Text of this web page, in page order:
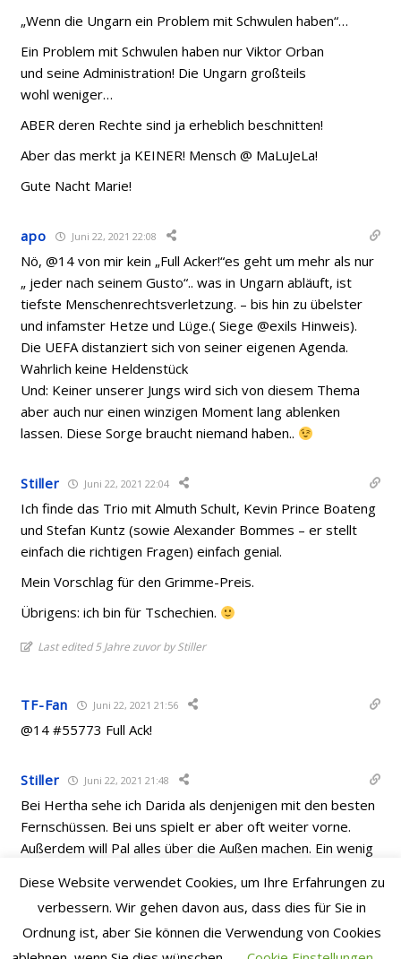
„Wenn die Ungarn ein Problem mit Schwulen haben“…
Ein Problem mit Schwulen haben nur Viktor Orban
und seine Administration! Die Ungarn großteils
wohl weniger…
ABER deren Rechte sind ja erheblich beschnitten!
Aber das merkt ja KEINER! Mensch @ MaLuJeLa!
Gute Nacht Marie!
apo Juni 22, 2021 22:08
Nö, @14 von mir kein „Full Acker!“es geht um mehr als nur
„ jeder nach seinem Gusto“.. was in Ungarn abläuft, ist
tiefste Menschenrechtsverletzung. – bis hin zu übelster
und infamster Hetze und Lüge.( Siege @exils Hinweis).
Die UEFA distanziert sich von seiner eigenen Agenda.
Wahrlich keine Heldenstück
Und: Keiner unserer Jungs wird sich von diesem Thema
aber auch nur einen winzigen Moment lang ablenken
lassen. Diese Sorge braucht niemand haben..
Stiller Juni 22, 2021 22:04
Ich finde das Trio mit Almuth Schult, Kevin Prince Boateng
und Stefan Kuntz (sowie Alexander Bommes – er stellt
einfach die richtigen Fragen) einfach genial.
Mein Vorschlag für den Grimme-Preis.
Übrigens: ich bin für Tschechien.
Last edited 5 Jahre zuvor by Stiller
TF-Fan Juni 22, 2021 21:56
@14 #55773 Full Ack!
Stiller Juni 22, 2021 21:48
Bei Hertha sehe ich Darida als denjenigen mit den besten
Fernschüssen. Bei uns spielt er aber oft weiter vorne.
Außerdem will Pal alles über die Außen machen. Ein wenig
Vielleicht kommt’s ja mit dem Prince.
Last edited 5 Jahre zuvor by Stiller
Diese Website verwendet Cookies, um Ihre Erfahrungen zu
verbessern. Wir gehen davon aus, dass dies für Sie in
Ordnung ist, aber Sie können die Verwendung von Cookies